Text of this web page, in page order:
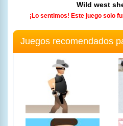
Wild west
¡Lo sentimos! Este juego solo
Juegos recomendados